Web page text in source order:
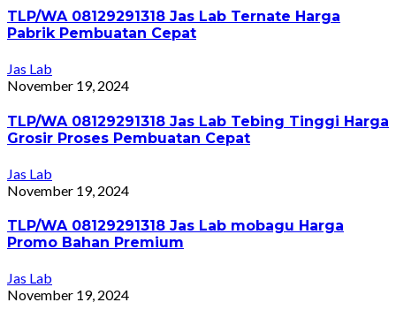
TLP/WA 08129291318 Jas Lab Ternate Harga
Pabrik Pembuatan Cepat
Jas Lab
November 19, 2024
TLP/WA 08129291318 Jas Lab Tebing Tinggi Harga
Grosir Proses Pembuatan Cepat
Jas Lab
November 19, 2024
TLP/WA 08129291318 Jas Lab mobagu Harga
Promo Bahan Premium
Jas Lab
November 19, 2024